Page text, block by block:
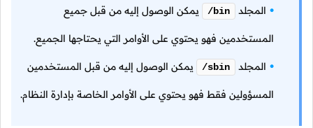
المجلد /bin يمكن الوصول إليه من قبل جميع
المستخدمين فهو يحتوي على الأوامر التي يحتاجها الجميع.
المجلد /sbin يمكن الوصول إليه من قبل المستخدمين
المسؤولين فقط فهو يحتوي على الأوامر الخاصة بإدارة النظام.